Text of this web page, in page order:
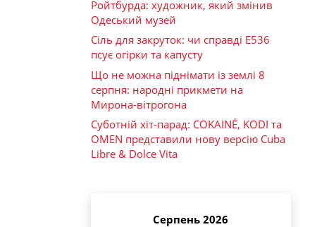
Ройтбурда: художник, який змінив
Одеський музей
Сіль для закруток: чи справді Е536
псує огірки та капусту
Що не можна піднімати із землі 8
серпня: народні прикмети на
Мирона-вітрогона
Суботній хіт-парад: COKAINÉ, KODI та
OMEN представили нову версію Cuba
Libre & Dolce Vita
Серпень 2026